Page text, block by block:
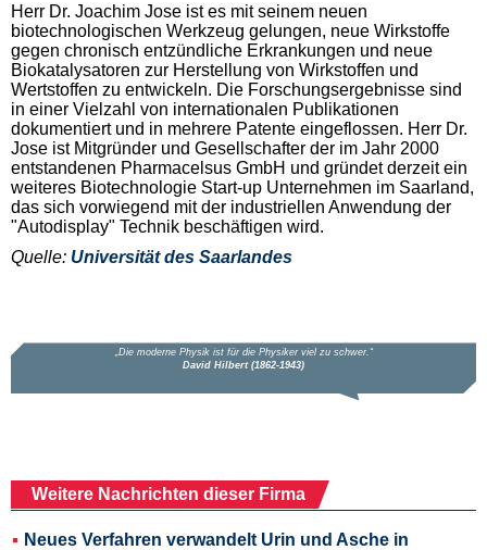
Herr Dr. Joachim Jose ist es mit seinem neuen
biotechnologischen Werkzeug gelungen, neue Wirkstoffe
gegen chronisch entzündliche Erkrankungen und neue
Biokatalysatoren zur Herstellung von Wirkstoffen und
Wertstoffen zu entwickeln. Die Forschungsergebnisse sind
in einer Vielzahl von internationalen Publikationen
dokumentiert und in mehrere Patente eingeflossen. Herr Dr.
Jose ist Mitgründer und Gesellschafter der im Jahr 2000
entstandenen Pharmacelsus GmbH und gründet derzeit ein
weiteres Biotechnologie Start-up Unternehmen im Saarland,
das sich vorwiegend mit der industriellen Anwendung der
"Autodisplay" Technik beschäftigen wird.
Quelle: Universität des Saarlandes
Weitere Nachrichten dieser Firma
Neues Verfahren verwandelt Urin und Asche in